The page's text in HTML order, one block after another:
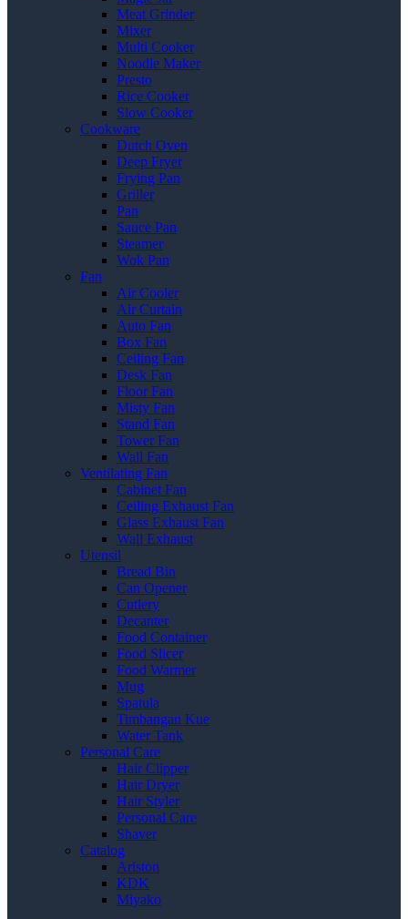
Meat Grinder
Mixer
Multi Cooker
Noodle Maker
Presto
Rice Cooker
Slow Cooker
Cookware
Dutch Oven
Deep Fryer
Frying Pan
Griller
Pan
Sauce Pan
Steamer
Wok Pan
Fan
Air Cooler
Air Curtain
Auto Fan
Box Fan
Ceiling Fan
Desk Fan
Floor Fan
Misty Fan
Stand Fan
Tower Fan
Wall Fan
Ventilating Fan
Cabinet Fan
Ceiling Exhaust Fan
Glass Exhaust Fan
Wall Exhaust
Utensil
Bread Bin
Can Opener
Cutlery
Decanter
Food Container
Food Slicer
Food Warmer
Mug
Spatula
Timbangan Kue
Water Tank
Personal Care
Hair Clipper
Hair Dryer
Hair Styler
Personal Care
Shaver
Catalog
Ariston
KDK
Miyako